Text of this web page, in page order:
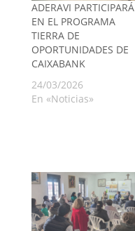
ADERAVI PARTICIPARÁ
EN EL PROGRAMA
TIERRA DE
OPORTUNIDADES DE
CAIXABANK
24/03/2026
En «Noticias»